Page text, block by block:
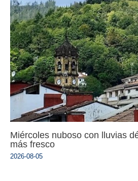
Miércoles nuboso con lluvias
más fresco
2026-08-05